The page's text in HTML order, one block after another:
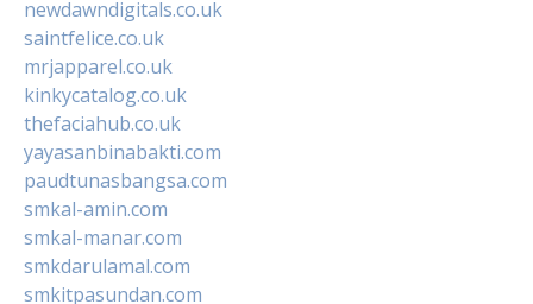
newdawndigitals.co.uk
saintfelice.co.uk
mrjapparel.co.uk
kinkycatalog.co.uk
thefaciahub.co.uk
yayasanbinabakti.com
paudtunasbangsa.com
smkal-amin.com
smkal-manar.com
smkdarulamal.com
smkitpasundan.com